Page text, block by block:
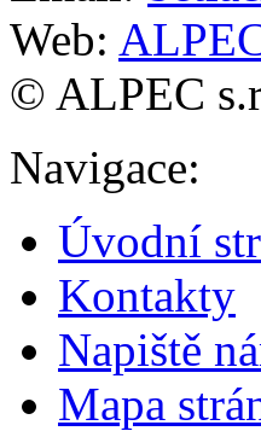
Web:
© ALPEC
Navigace:
Úvodní
Kontakty
Napiště
Mapa